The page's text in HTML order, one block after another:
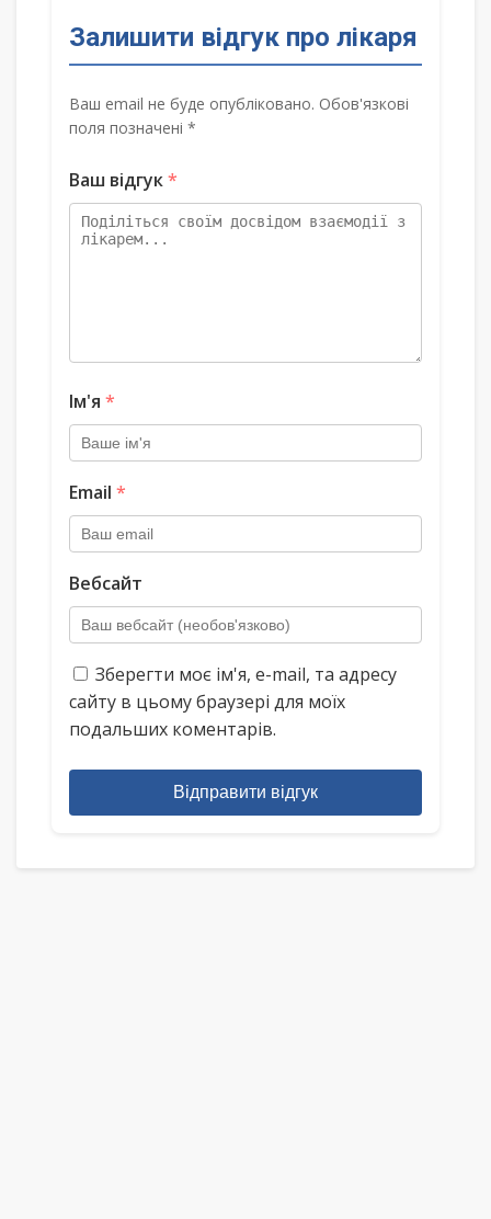
Залишити відгук про лікаря
Ваш email не буде опубліковано. Обов'язкові
поля позначені *
Ваш відгук*
Ім'я *
Email *
Вебсайт
Зберегти моє ім'я, e-mail, та адресу
сайту в цьому браузері для моїх
подальших коментарів.
Відправити відгук